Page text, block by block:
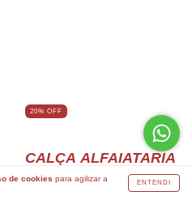
de cookies para agilizar a
ENTENDI
20% OFF
CALÇA ALFAIATARIA